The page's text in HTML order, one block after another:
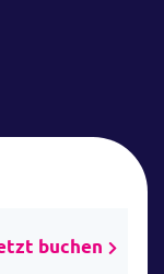
buchen